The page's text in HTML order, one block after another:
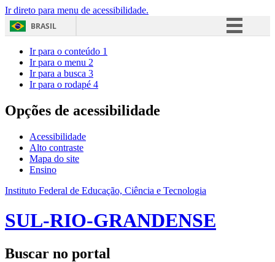
Ir direto para menu de acessibilidade.
BRASIL
Acesso à informação
Ir para o conteúdo 1
Ir para o menu 2
Ir para a busca 3
Ir para o rodapé 4
Opções de acessibilidade
Acessibilidade
Alto contraste
Mapa do site
Ensino
Instituto Federal de Educação, Ciência e Tecnologia
SUL-RIO-GRANDENSE
Buscar no portal